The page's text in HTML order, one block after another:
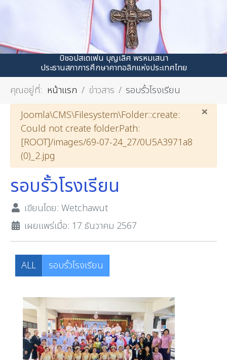
บิชอปสเตเฟน บุญเลิศ พรหมเสนา
ประธานสภาการศึกษาคาทอลิกแห่งประเทศไทย
คุณอยู่ที่: หน้าแรก ข่าวสาร รอบรั้วโรงเรียน
×
คำเตือน
Joomla\CMS\Filesystem\Folder::create:
Could not create folder.Path:
[ROOT]/images/69-07-24_27/0U5A3971a8
(0)_2.jpg
รอบรั้วโรงเรียน
เขียนโดย: Wetchawut
เผยแพร่เมื่อ: 17 ธันวาคม 2567
ALL รอบรั้วโรงเรียน